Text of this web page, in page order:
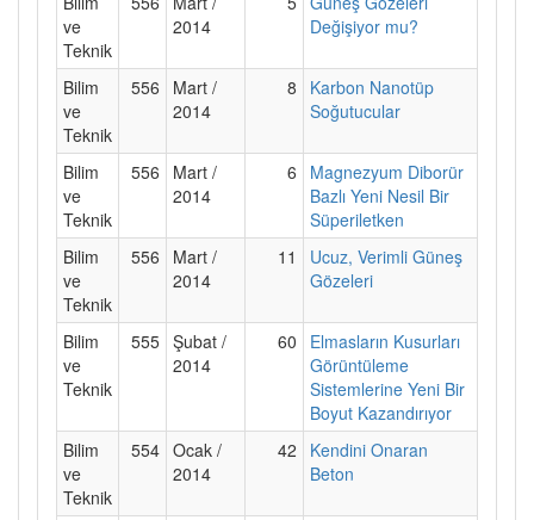
ve
Teknik
2014
Değişiyor mu?
Bilim
ve
Teknik
556
Mart /
2014
8
Karbon Nanotüp
Soğutucular
Bilim
ve
Teknik
556
Mart /
2014
6
Magnezyum Diborür
Bazlı Yeni Nesil Bir
Süperiletken
Bilim
ve
Teknik
556
Mart /
2014
11
Ucuz, Verimli Güneş
Gözeleri
Bilim
ve
Teknik
555 Şubat /
2014
60
Elmasların Kusurları
Görüntüleme
Sistemlerine Yeni Bir
Boyut Kazandırıyor
Bilim
ve
Teknik
554 Ocak /
2014
42
Kendini Onaran
Beton